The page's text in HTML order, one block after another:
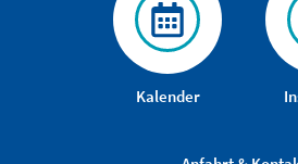
Kalender